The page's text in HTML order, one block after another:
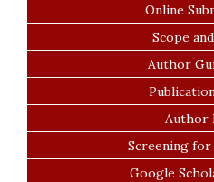
Online
Scope
Author
Author
Screening
Google